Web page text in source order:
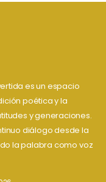
es un espacio
poética y la
y generaciones.
diálogo desde la
la palabra como voz